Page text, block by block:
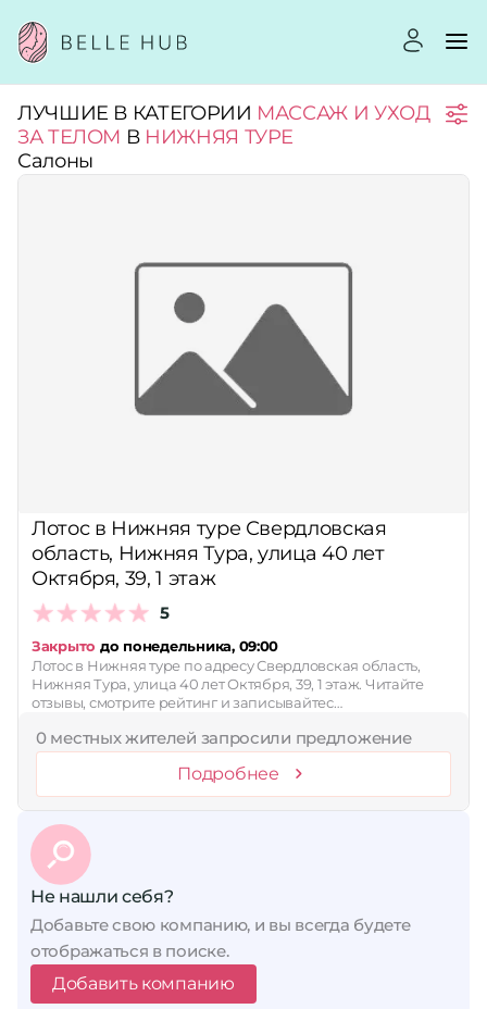
Город:
ЛУЧШИЕ В КАТЕГОРИИ МАССАЖ И УХОД
ЗА ТЕЛОМ В НИЖНЯЯ ТУРЕ
Салоны
Лотос в Нижняя туре Свердловская
область, Нижняя Тура, улица 40 лет
Октября, 39, 1 этаж
5
Закрыто до понедельника, 09:00
Лотос в Нижняя туре по адресу Свердловская область,
Нижняя Тура, улица 40 лет Октября, 39, 1 этаж. Читайте
отзывы, смотрите рейтинг и записывайтес…
0 местных жителей запросили предложение
Подробнее
Не нашли себя?
Добавьте свою компанию, и вы всегда будете
отображаться в поиске.
Добавить компанию